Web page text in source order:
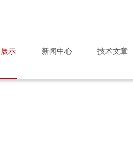
示 新闻中心 技术文章